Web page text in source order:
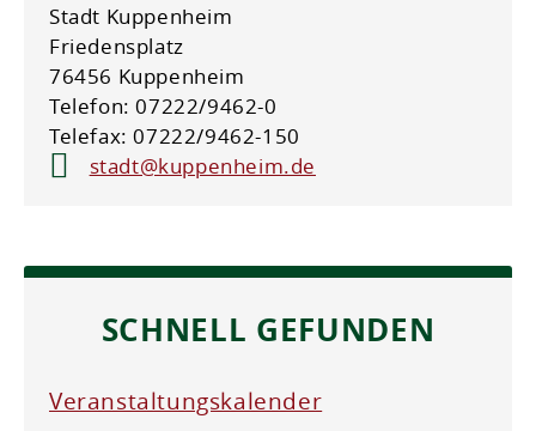
Stadt Kuppenheim
Friedensplatz
76456 Kuppenheim
Telefon: 07222/9462-0
Telefax: 07222/9462-150
stadt@kuppenheim.de
SCHNELL GEFUNDEN
Veranstaltungskalender